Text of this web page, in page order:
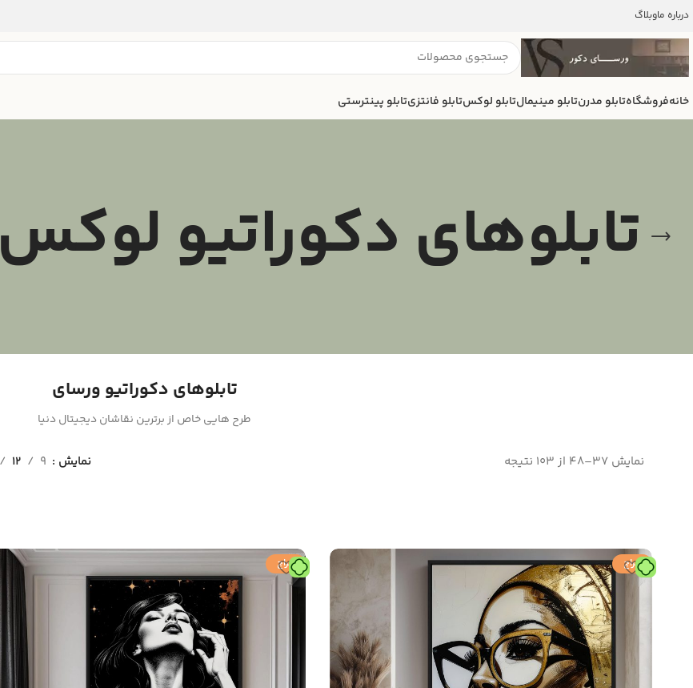
درباره ماوبلاگ
خانهفروشگاهتابلو مدرنتابلو مینیمالتابلو لوکستابلو فانتزیتابلو پینترستی
تابلوهای دکوراتیو لوکس
تابلوهای دکوراتیو ورسای
طرح هایی خاص از برترین نقاشان دیجیتال دنیا
نمایش 37–48 از 103 نتیجه نمایش 9
12
حراج حراج